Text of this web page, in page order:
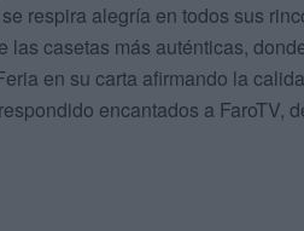
respira alegría en todos sus
las casetas más auténticas,
en su carta afirmando la
encantados a FaroTV,